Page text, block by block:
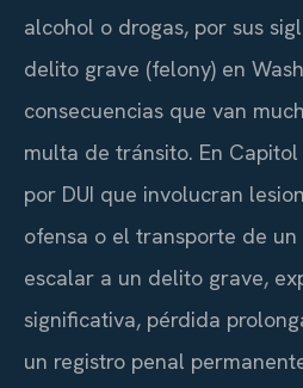
alcohol o drogas, por sus
delito grave (felony) en
consecuencias que van
multa de tránsito. En
por DUI que involucran
ofensa o el transporte de
escalar a un delito grave,
significativa, pérdida
un registro penal